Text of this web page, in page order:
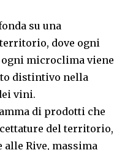
su una
dove ogni
microclima viene
distintivo nella
vini.
di prodotti che
del territorio,
Rive, massima